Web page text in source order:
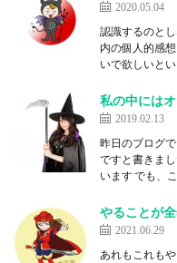
2020.05.04
認識するのと
内の個人的感
いで欲しいと
私の中には
2019.02.13
昨日のブログ
ですと書きま
います でも、
やることが
2021.06.29
あれもこれも